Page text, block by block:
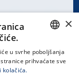
CROATIAN
×
u svrhe poboljšanja
prihvaćate sve
kolačića.